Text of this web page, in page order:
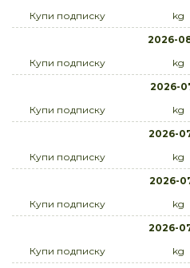
Купи подписку
kg
2026-
Купи подписку
kg
2026-
Купи подписку
kg
2026-
Купи подписку
kg
2026-
Купи подписку
kg
2026-
Купи подписку
kg